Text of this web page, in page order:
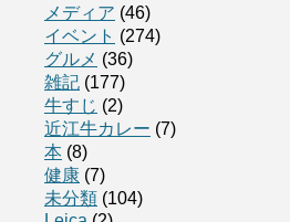
メディア (46)
イベント (274)
グルメ (36)
雑記 (177)
牛すじ (2)
近江牛カレー (7)
本 (8)
健康 (7)
未分類 (104)